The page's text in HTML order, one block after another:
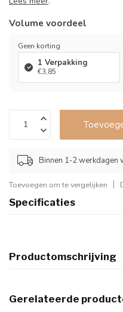
Volume voordeel
Geen korting
1 Verpakking
€3,85
Binnen 1-2 werkdagen
Toevoegen om te vergelijken
Specificaties
Productomschrijving
Gerelateerde